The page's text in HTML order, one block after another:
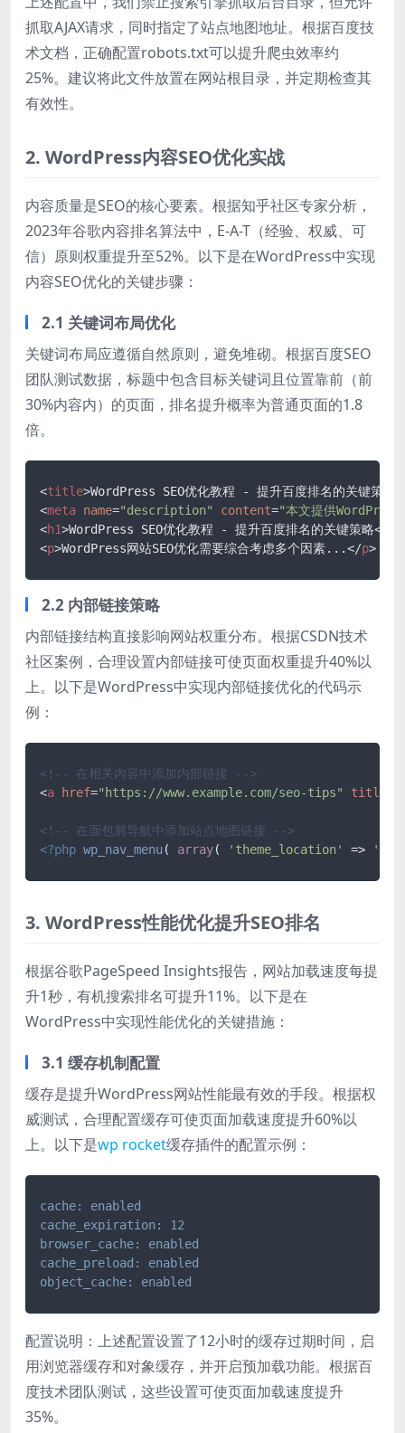
抓取AJAX请求，同时指定了站点地图地址。根据百度技
术文档，正确配置robots.txt可以提升爬虫效率约
25%。建议将此文件放置在网站根目录，并定期检查其
有效性。
2. WordPress内容SEO优化实战
内容质量是SEO的核心要素。根据知乎社区专家分析，
2023年谷歌内容排名算法中，E-A-T（经验、权威、可
信）原则权重提升至52%。以下是在WordPress中实现
内容SEO优化的关键步骤：
2.1 关键词布局优化
关键词布局应遵循自然原则，避免堆砌。根据百度SEO
团队测试数据，标题中包含目标关键词且位置靠前（前
30%内容内）的页面，排名提升概率为普通页面的1.8
倍。
<title>WordPress SEO优化教程 - 提升百度排名的关键策略
<meta name="description" content="本文提供WordPress
<h1>WordPress SEO优化教程 - 提升百度排名的关键策略</
<p>WordPress网站SEO优化需要综合考虑多个因素...</p>
2.2 内部链接策略
内部链接结构直接影响网站权重分布。根据CSDN技术
社区案例，合理设置内部链接可使页面权重提升40%以
上。以下是WordPress中实现内部链接优化的代码示
例：
<!-- 在相关内容中添加内部链接 -->
<a href="https://www.example.com/seo-tips" title
<!-- 在面包屑导航中添加站点地图链接 -->
<?php wp_nav_menu( array( 'theme_location' =>
3. WordPress性能优化提升SEO排名
根据谷歌PageSpeed Insights报告，网站加载速度每提
升1秒，有机搜索排名可提升11%。以下是在
WordPress中实现性能优化的关键措施：
3.1 缓存机制配置
缓存是提升WordPress网站性能最有效的手段。根据权
威测试，合理配置缓存可使页面加载速度提升60%以
上。以下是wp rocket缓存插件的配置示例：
cache: enabled
cache_expiration: 12
browser_cache: enabled
cache_preload: enabled
object_cache: enabled
配置说明：上述配置设置了12小时的缓存过期时间，启
用浏览器缓存和对象缓存，并开启预加载功能。根据百
度技术团队测试，这些设置可使页面加载速度提升
35%。